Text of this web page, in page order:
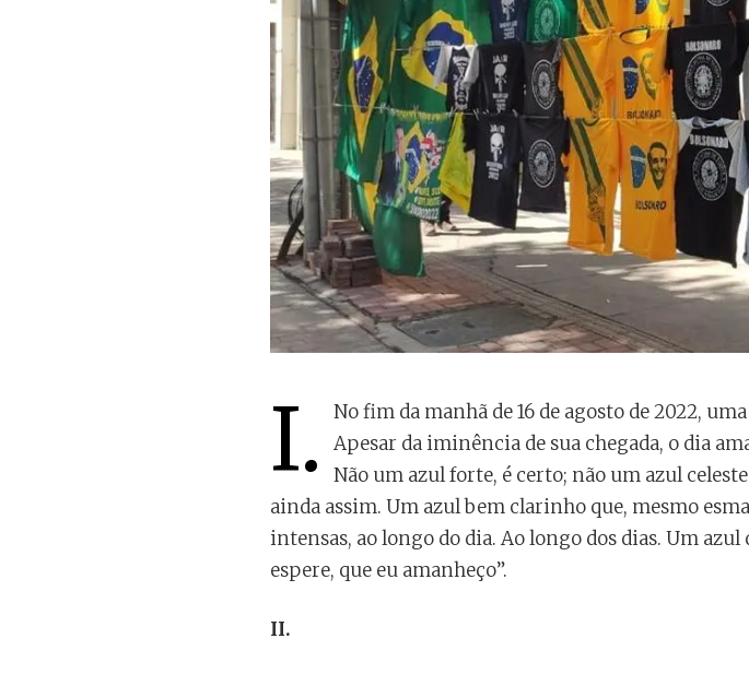
I.
No fim da manhã de 16 de agosto de 2022,
Apesar da iminência de sua chegada, o dia
Não um azul forte, é certo; não um azul
ainda assim. Um azul bem clarinho que, mesmo
intensas, ao longo do dia. Ao longo dos dias. Um azul
espere, que eu amanheço”.
II.